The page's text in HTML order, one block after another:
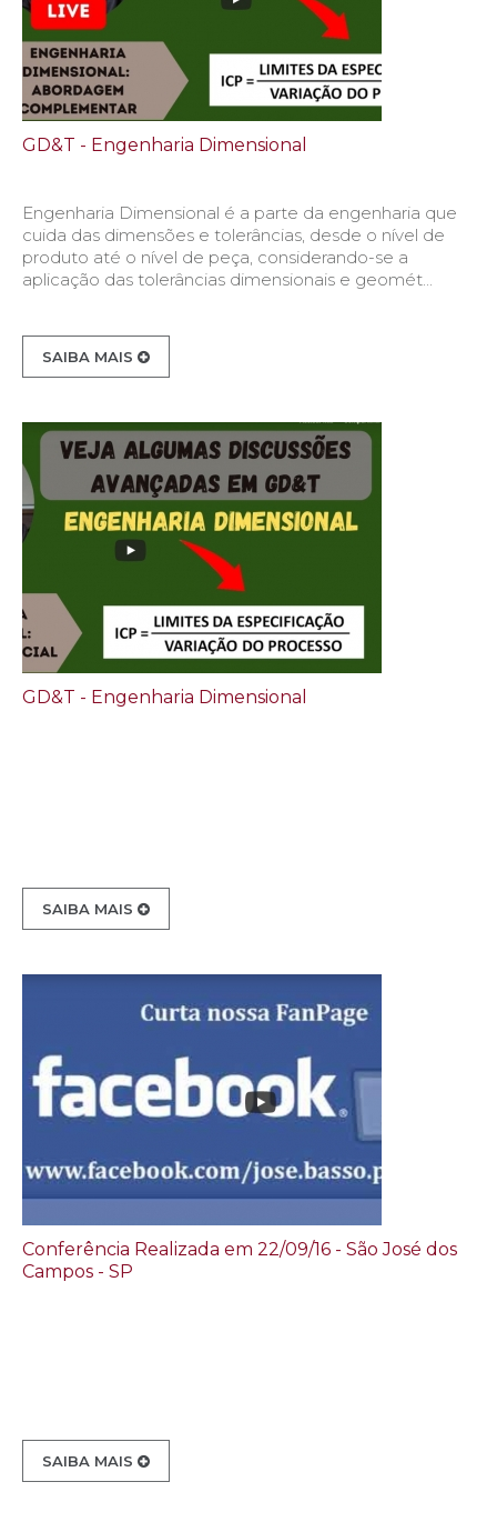
GD&T - Engenharia Dimensional
Engenharia Dimensional é a parte da engenharia que
cuida das dimensões e tolerâncias, desde o nível de
produto até o nível de peça, considerando-se a
aplicação das tolerâncias dimensionais e geomét...
SAIBA MAIS
GD&T - Engenharia Dimensional
SAIBA MAIS
Conferência Realizada em 22/09/16 - São José dos
Campos - SP
SAIBA MAIS